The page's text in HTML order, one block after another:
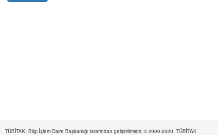
TÜBİTAK- Bilgi İşlem Daire Başkanlığı tarafından geliştirilmiştir. © 2009-2020, TÜBİTAK